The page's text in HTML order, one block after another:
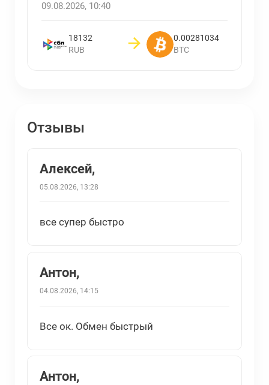
09.08.2026, 10:40
18132
RUB
0.00281034
BTC
Отзывы
Алексей,
05.08.2026, 13:28
все супер быстро
Антон,
04.08.2026, 14:15
Все ок. Обмен быстрый
Антон,